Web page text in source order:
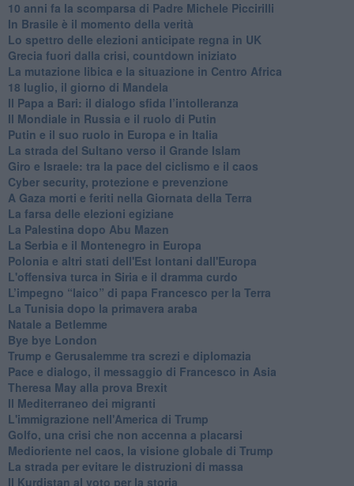
10 anni fa la scomparsa di Padre Michele Piccirilli
In Brasile è il momento della verità
Lo spettro delle elezioni anticipate regna in UK
Grecia fuori dalla crisi, countdown iniziato
La mutazione libica e la situazione in Centro Africa
18 luglio, il giorno di Mandela
Il Papa a Bari: il dialogo sfida l’intolleranza
Il Mondiale in Russia e il ruolo di Putin
Putin e il suo ruolo in Europa e in Italia
La strada del Sultano verso il Grande Islam
Giro e Israele: tra la pace del ciclismo e il caos
Cyber security, protezione e prevenzione
A Gaza morti e feriti nella Giornata della Terra
La farsa delle elezioni egiziane
La Palestina dopo Abu Mazen
La Serbia e il Montenegro in Europa
Polonia e altri stati dell'Est lontani dall'Europa
L'offensiva turca in Siria e il dramma curdo
L’impegno “laico” di papa Francesco per la Terra
La Tunisia dopo la primavera araba
Natale a Betlemme
Bye bye London
Trump e Gerusalemme tra screzi e diplomazia
Pace e dialogo, il messaggio di Francesco in Asia
Theresa May alla prova Brexit
Il Mediterraneo dei migranti
L'immigrazione nell'America di Trump
Golfo, una crisi che non accenna a placarsi
Medioriente nel caos, la visione globale di Trump
La strada per evitare le distruzioni di massa
Il Kurdistan al voto per la storia